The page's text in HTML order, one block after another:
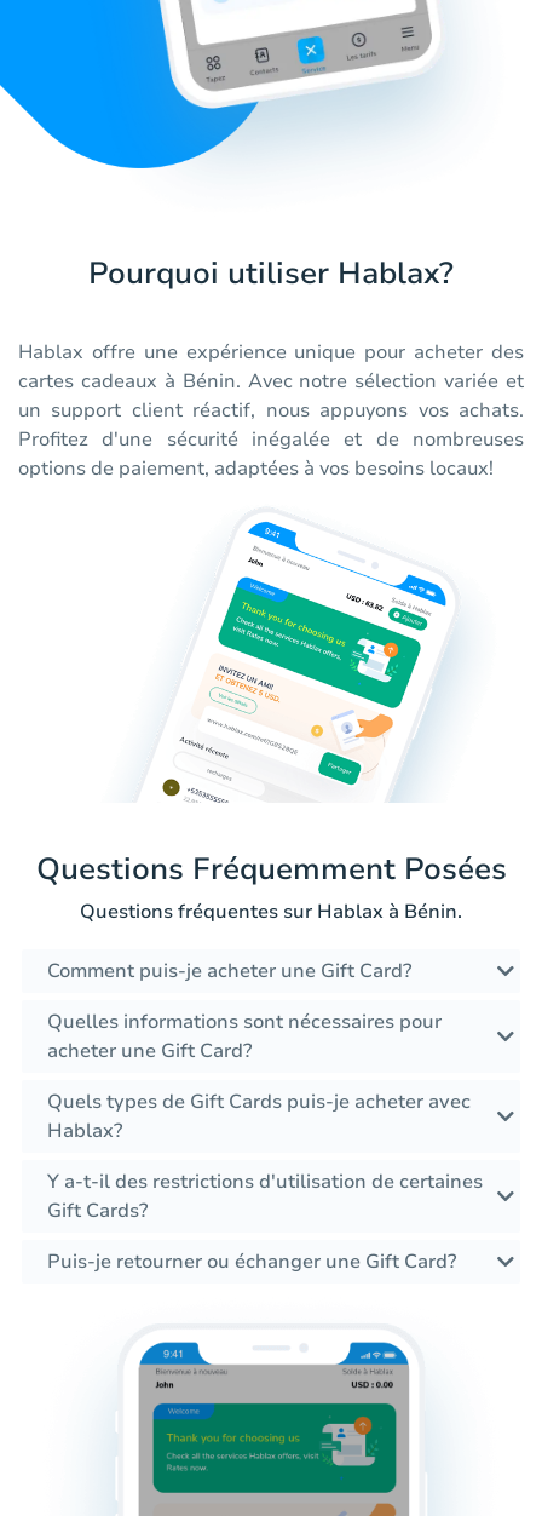
Pourquoi utiliser Hablax?
Hablax offre une expérience unique pour acheter des
cartes cadeaux à Bénin. Avec notre sélection variée et
un support client réactif, nous appuyons vos achats.
Profitez d'une sécurité inégalée et de nombreuses
options de paiement, adaptées à vos besoins locaux!
Questions Fréquemment Posées
Questions fréquentes sur Hablax à Bénin.
Comment puis-je acheter une Gift Card?
Quelles informations sont nécessaires pour
acheter une Gift Card?
Quels types de Gift Cards puis-je acheter avec
Hablax?
Y a-t-il des restrictions d'utilisation de certaines
Gift Cards?
Puis-je retourner ou échanger une Gift Card?